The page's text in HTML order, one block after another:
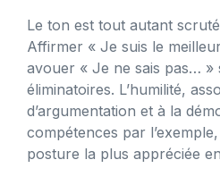
Le ton est tout autant
Affirmer « Je suis le
avouer « Je ne sais pas… »
éliminatoires. L’humilité,
d’argumentation et à la
compétences par
posture la plus appréciée